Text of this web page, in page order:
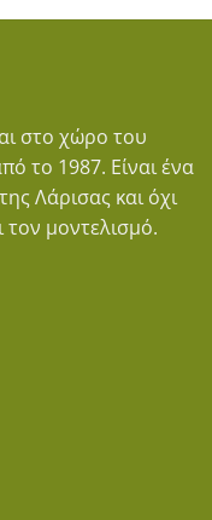
στο χώρο του
το 1987. Είναι ένα
Λάρισας και όχι
τον μοντελισμό.